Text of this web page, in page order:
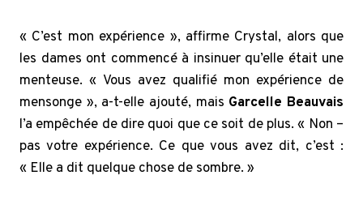
« C’est mon expérience », affirme Crystal, alors que
les dames ont commencé à insinuer qu’elle était une
menteuse. « Vous avez qualifié mon expérience de
mensonge », a-t-elle ajouté, mais Garcelle Beauvais
l’a empêchée de dire quoi que ce soit de plus. « Non –
pas votre expérience. Ce que vous avez dit, c’est :
« Elle a dit quelque chose de sombre. »